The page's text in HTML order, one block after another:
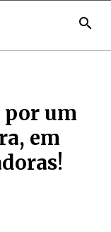
search
por um
em